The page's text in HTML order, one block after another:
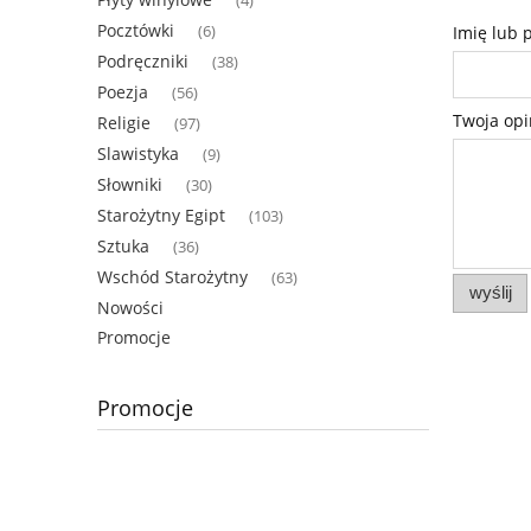
Pocztówki (6)
Podręczniki (38)
Poezja (56)
Religie (97)
Slawistyka (9)
Słowniki (30)
Starożytny Egipt (103)
Sztuka (36)
Wschód Starożytny (63)
Nowości
Promocje
Promocje
Imię lub
Twoja
wyślij